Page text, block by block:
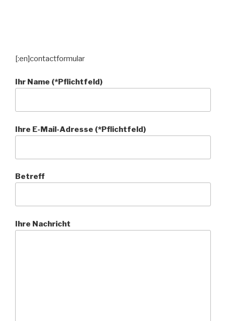
[:en]contactformular
Ihr Name (*Pflichtfeld)
Ihre E-Mail-Adresse (*Pflichtfeld)
Betreff
Ihre Nachricht